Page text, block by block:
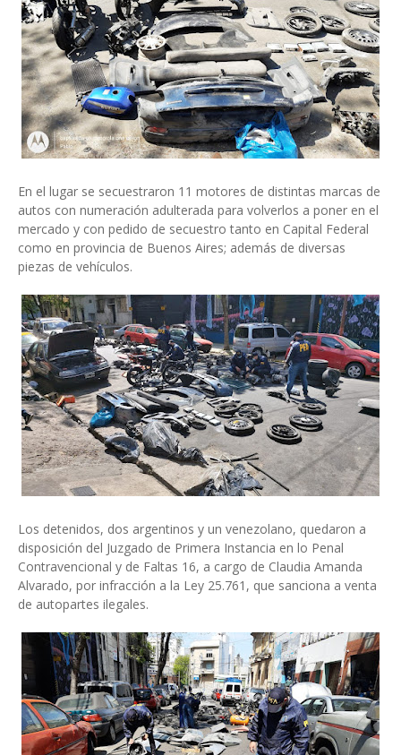
En el lugar se secuestraron 11 motores de distintas marcas de
autos con numeración adulterada para volverlos a poner en el
mercado y con pedido de secuestro tanto en Capital Federal
como en provincia de Buenos Aires; además de diversas
piezas de vehículos.
Los detenidos, dos argentinos y un venezolano, quedaron a
disposición del Juzgado de Primera Instancia en lo Penal
Contravencional y de Faltas 16, a cargo de Claudia Amanda
Alvarado, por infracción a la Ley 25.761, que sanciona a venta
de autopartes ilegales.